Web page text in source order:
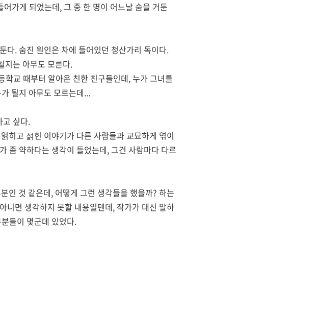
가게 되었는데, 그 중 한 명이 어느날 숨을 거둔
다. 숨진 원인은 차에 들어있던 청산가리 독이다.
지는 아무도 모른다.
교 때부터 알아온 친한 친구들인데, 누가 그녀를
될지 아무도 모르는데...
고 싶다.
히고 섥힌 이야기가 다른 사람들과 교묘하게 엮이
좀 약하다는 생각이 들었는데, 그건 사람마다 다르
인 것 같은데, 어떻게 그런 생각들을 했을까? 하는
니면 생각하지 못할 내용일텐데, 작가가 대신 말하
들이 몇군데 있었다.